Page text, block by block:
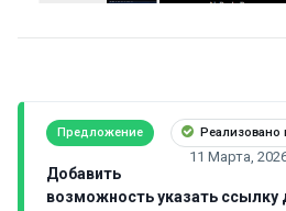
Предложение Реализовано
11 Марта,
Добавить
возможность указать ссылку